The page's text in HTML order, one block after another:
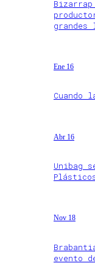
grandes
Ene 16
Cuando
Abr 16
Unibag
Nov 18
evento